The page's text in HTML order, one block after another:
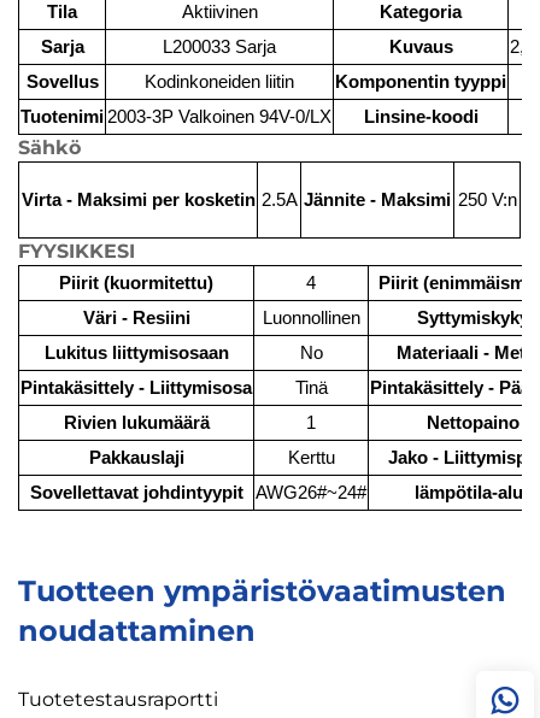
Tila Aktiivinen
Kategoria
Sarja
L200033 Sarja Kuvaus
2,0
Sovellus
Kodinkoneiden liitin
Komponentin tyyppi
Tuotenimi 2003-3P Valkoinen 94V-0/LX Linsine-koodi
Sähkö
Virta - Maksimi per kosketin 2.5A Jännite - Maksimi 250 V:n
FYYSIKKESI
Piirit (kuormitettu) 4
Piirit
Väri - Resiini
Luonnollinen
Syttymiskyky
Lukitus liittymisosaan
No
Materiaali -
Pintakäsittely - Liittymisosa
Tinä
Pintakäsittely -
Rivien lukumäärä
1
Nettopaino
Pakkauslaji
Kerttu
Jako -
Sovellettavat johdintyypit
AWG26#~24# lämpötila-alue
Tuotteen ympäristövaatimusten
noudattaminen
Tuotetestausraportti